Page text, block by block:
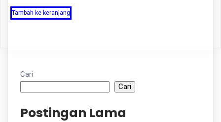
Tambah ke keranjang
Cari
Cari
Postingan Lama